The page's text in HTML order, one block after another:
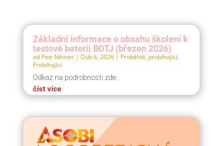
Základní informace o obsahu školení k
testové baterii BDTJ (březen 2026)
od Petr Němec| Dub 6, 2026| Proběhlé, probíhající,
Probíhající
Odkaz na podrobnosti zde.
číst více